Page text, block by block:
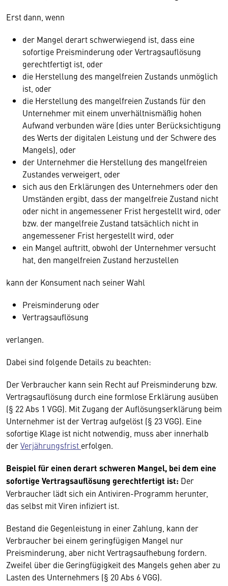
Erst dann, wenn
der Mangel derart schwerwiegend ist, dass eine
sofortige Preisminderung oder Vertragsauflösung
gerechtfertigt ist, oder
die Herstellung des mangelfreien Zustands unmöglich
ist, oder
die Herstellung des mangelfreien Zustands für den
Unternehmer mit einem unverhältnismäßig hohen
Aufwand verbunden wäre (dies unter Berücksichtigung
des Werts der digitalen Leistung und der Schwere des
Mangels), oder
der Unternehmer die Herstellung des mangelfreien
Zustandes verweigert, oder
sich aus den Erklärungen des Unternehmers oder den
Umständen ergibt, dass der mangelfreie Zustand nicht
oder nicht in angemessener Frist hergestellt wird, oder
bzw. der mangelfreie Zustand tatsächlich nicht in
angemessener Frist hergestellt wird, oder
ein Mangel auftritt, obwohl der Unternehmer versucht
hat, den mangelfreien Zustand herzustellen
kann der Konsument nach seiner Wahl
Preisminderung oder
Vertragsauflösung
verlangen.
Dabei sind folgende Details zu beachten:
Der Verbraucher kann sein Recht auf Preisminderung bzw.
Vertragsauflösung durch eine formlose Erklärung ausüben
(§ 22 Abs 1 VGG). Mit Zugang der Auflösungserklärung beim
Unternehmer ist der Vertrag aufgelöst (§ 23 VGG). Eine
sofortige Klage ist nicht notwendig, muss aber innerhalb
derVerjährungsfrist erfolgen.
Beispiel für einen derart schweren Mangel, bei dem eine
sofortige Vertragsauflösung gerechtfertigt ist: Der
Verbraucher lädt sich ein Antiviren-Programm herunter,
das selbst mit Viren infiziert ist.
Bestand die Gegenleistung in einer Zahlung, kann der
Verbraucher bei einem geringfügigen Mangel nur
Preisminderung, aber nicht Vertragsaufhebung fordern.
Zweifel über die Geringfügigkeit des Mangels gehen aber zu
Lasten des Unternehmers (§ 20 Abs 6 VGG).